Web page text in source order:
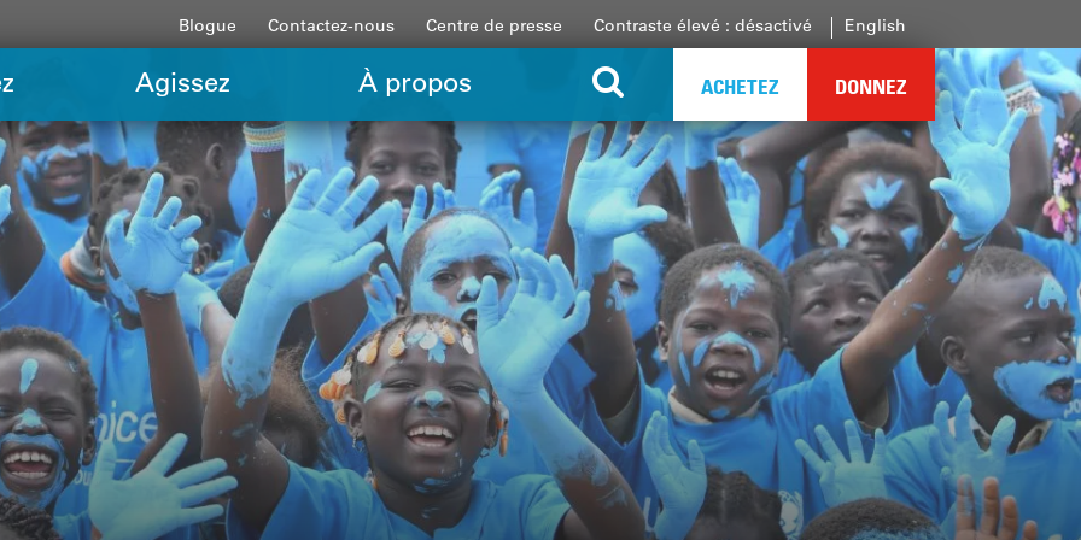
Blogue Contactez-nous Centre de presse Contraste élevé : désactivé English
Agissez À propos ACHETEZ DONNEZ